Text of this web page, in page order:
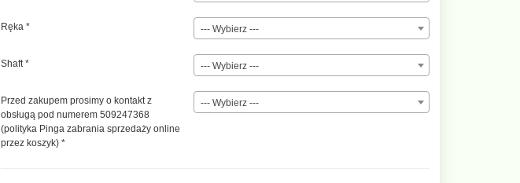
Ręka * --- Wybierz ---
Shaft* --- Wybierz ---
Przed zakupem prosimy o kontakt z
obsługą pod numerem 509247368
(polityka Pinga zabrania sprzedaży online
przez koszyk) *
--- Wybierz ---